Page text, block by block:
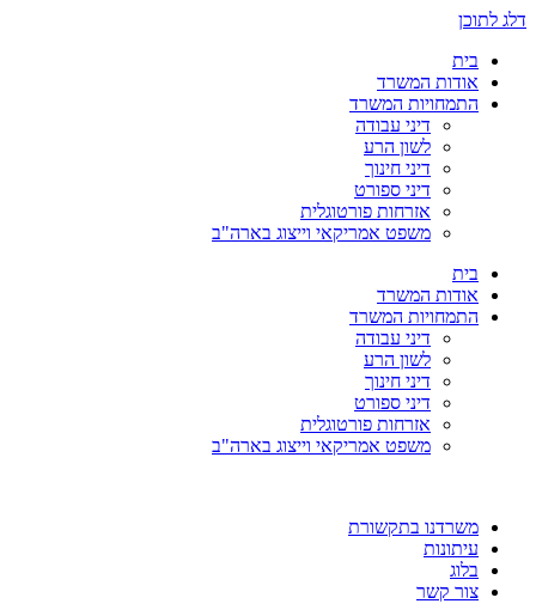
דלג לתוכן
בית
אודות המשרד
התמחויות המשרד
דיני עבודה
לשון הרע
דיני חינוך
דיני ספורט
אזרחות פורטוגלית
משפט אמריקאי וייצוג בארה"ב
בית
אודות המשרד
התמחויות המשרד
דיני עבודה
לשון הרע
דיני חינוך
דיני ספורט
אזרחות פורטוגלית
משפט אמריקאי וייצוג בארה"ב
משרדנו בתקשורת
עיתונות
בלוג
צור קשר